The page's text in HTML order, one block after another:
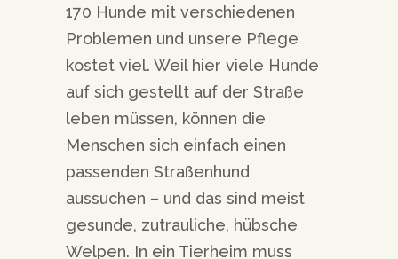
170 Hunde mit verschiedenen
Problemen und unsere Pflege
kostet viel. Weil hier viele Hunde
auf sich gestellt auf der Straße
leben müssen, können die
Menschen sich einfach einen
passenden Straßenhund
aussuchen – und das sind meist
gesunde, zutrauliche, hübsche
Welpen. In ein Tierheim muss